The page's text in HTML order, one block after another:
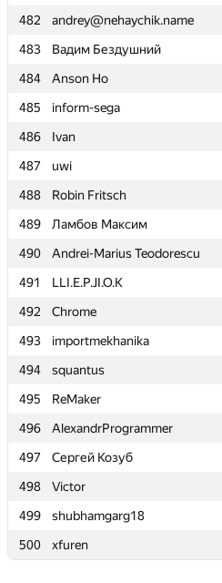
482
andrey@nehaychik.name
483
Вадим Бездушний
484
Anson Ho
485
inform-sega
486
Ivan
487
uwi
488
Robin Fritsch
489
Ламбов Максим
490
Andrei-Marius Teodorescu
491
LLI.E.P.JI.O.K
492
Chrome
493
importmekhanika
494
squantus
495
ReMaker
496
AlexandrProgrammer
497
Сергей Козуб
498
Victor
499
shubhamgarg18
500
xfuren
482
andrey@nehaychik.name
483
Вадим Бездушний
484
Anson Ho
485
inform-sega
486
Ivan
487
uwi
488
Robin Fritsch
489
Ламбов Максим
490
Andrei-Marius Teodorescu
491
LLI.E.P.JI.O.K
492
Chrome
493
importmekhanika
494
squantus
495
ReMaker
496
AlexandrProgrammer
497
Сергей Козуб
498
Victor
499
shubhamgarg18
500
xfuren